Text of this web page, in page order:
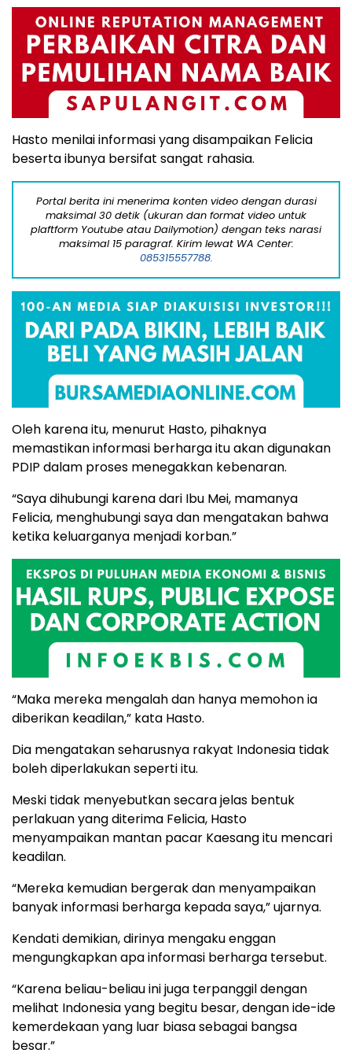
Hasto menilai informasi yang disampaikan Felicia
beserta ibunya bersifat sangat rahasia.
Portal berita ini menerima konten video dengan durasi
maksimal 30 detik (ukuran dan format video untuk
plaftform Youtube atau Dailymotion) dengan teks narasi
maksimal 15 paragraf. Kirim lewat WA Center:
085315557788.
Oleh karena itu, menurut Hasto, pihaknya
memastikan informasi berharga itu akan digunakan
PDIP dalam proses menegakkan kebenaran.
“Saya dihubungi karena dari Ibu Mei, mamanya
Felicia, menghubungi saya dan mengatakan bahwa
ketika keluarganya menjadi korban.”
“Maka mereka mengalah dan hanya memohon ia
diberikan keadilan,” kata Hasto.
Dia mengatakan seharusnya rakyat Indonesia tidak
boleh diperlakukan seperti itu.
Meski tidak menyebutkan secara jelas bentuk
perlakuan yang diterima Felicia, Hasto
menyampaikan mantan pacar Kaesang itu mencari
keadilan.
“Mereka kemudian bergerak dan menyampaikan
banyak informasi berharga kepada saya,” ujarnya.
Kendati demikian, dirinya mengaku enggan
mengungkapkan apa informasi berharga tersebut.
“Karena beliau-beliau ini juga terpanggil dengan
melihat Indonesia yang begitu besar, dengan ide-ide
kemerdekaan yang luar biasa sebagai bangsa
besar.”